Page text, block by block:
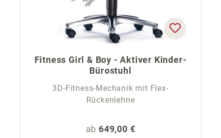
Fitness Girl & Boy - Aktiver Kinder-
Bürostuhl
3D-Fitness-Mechanik mit Flex-
Rückenlehne
Regulärer Preis:
ab 649,00 €